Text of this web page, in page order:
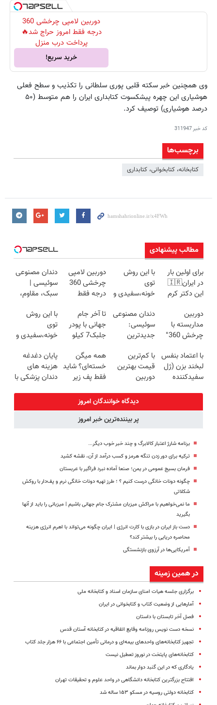
دوربین لامپی چرخشی 360
درجه فقط امروز حراج شد🔥
پرداخت درب منزل
خرید سریع!
وی همچنین خبر سکته قلبی پوری سلطانی را تکذیب و سطح فعلی
هوشیاری این چهره پیشکسوت کتابداری ایران را هم متوسط (۵۰
درصد هوشیاری) توصیف کرد.
کد خبر311947
برچسب‌ها
کتابخانه، کتابخوانی، کتابداری
مطالب پیشنهادی
برای اولین بار
در ایران🇮🇷
این دکتر کرم
روزه ساخت!
با این روش
توی
خونه،سفیدی و
برگردون
(40%off)
دوربین لامپی
چرخشی 360
درجه فقط
🔥 پرداخت
درب منزل
دندان مصنوعی
سوئیسی |
سبک، مقاوم،
رایگان+پرداخت
اقساطی😍
دوربین
مداربسته با
چرخش 360°
(ضمانت
تعویض +
پرداخت درب
دندان مصنوعی
سوئیسی:
جدیدترین
سبک و مقاوم |
پرداخت قسطی
تا آخر جام
جهانی با پودر
جلبک7 کیلو
با این روش
توی
خونه،سفیدی و
برگردون(40%off)
با اعتماد بنفس
لبخند بزن (ژل
سفیدکننده
با کم‌ترین
قیمت بهترین
دوربین
بخر❗❗❗
همه میگن
خسته‌ای؟ شاید
فقط پف زیر
با بلفا رفعش
کن
پایان دغدغه
هزینه های
دندان پزشکی با
دیدگاه خوانندگان امروز
پر بیننده‌ترین خبر امروز
برنامه شارژ اعتبار کالابرگ و چند خبر خوب دیگر...
ترکیه برای دور زدن تنگه هرمز و کسب درآمد از آن، نقشه کشید
فرمان بسیج عمومی در یمن؛ صنعا آماده نبرد فراگیر با عربستان
چگونه دونات خانگی درست کنیم ؟ ؛ طرز تهیه دونات خانگی نرم و پف‌دار با روکش
شکلاتی
ما نمی‌خواهیم با مراکش میزبان مشترک جام جهانی باشیم |‌ میزبانی را باید از آنها
بگیرید
دست باز ایران در بازی با کارت انرژی | ایران چگونه می‌تواند با اهرم انرژی‌ هزینه
محاصره دریایی را بیشتر کند؟
آمریکایی‌ها در آرزوی بازنشستگی
در همین زمینه
برگزاری جلسه هیات امنای سازمان اسناد و کتابخانه ملی
آمارهایی از وضعیت کتاب و کتابخوانی در ایران
فصل آخر تابستان با داستان
نسخه دست نویس روزنامه وقایع اتفاقیه در کتابخانه آستان قدس
تجهیز کتابخانه‌های واحدهای بیمه‌ای و درمانی تأمین اجتماعی با ۶۶ هزار جلد کتاب
کتابخانه‌های پایتخت در نوروز تعطیل نیست
یادگاری که در این گنبد دوار بماند
افتتاح بزرگترین کتابخانه دانشگاهی در واحد علوم و تحقیقات تهران
کتابخانه دولتی روسیه در مسکو ۱۵۳ ساله شد